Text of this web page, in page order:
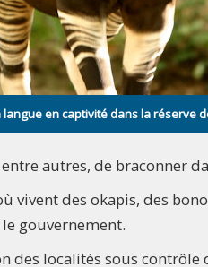
langue en captivité dans la réserve
autres, de braconner
vivent des okapis, des
gouvernement.
des localités sous contrôle